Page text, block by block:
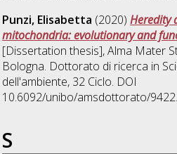
Punzi, Elisabetta (2020)Heredity
mitochondria: evolutionary and
[Dissertation thesis], Alma Mater
Bologna. Dottorato di ricerca in
dell'ambiente, 32 Ciclo. DOI
10.6092/unibo/amsdottorato/9422.
S